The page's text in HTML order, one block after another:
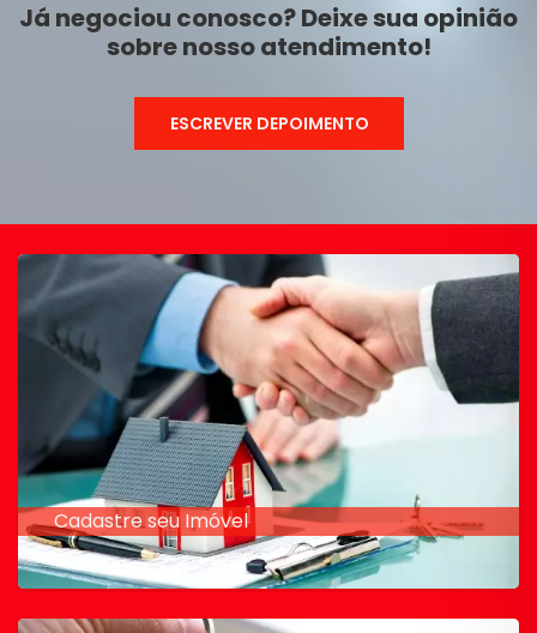
Já negociou conosco? Deixe sua opinião
sobre nosso atendimento!
ESCREVER DEPOIMENTO
Cadastre seu Imóvel